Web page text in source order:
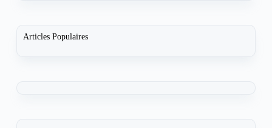
Articles Populaires